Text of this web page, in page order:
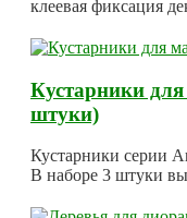
клеевая фиксация
Кустарники
штуки)
Кустарники серии
В наборе 3 штуки